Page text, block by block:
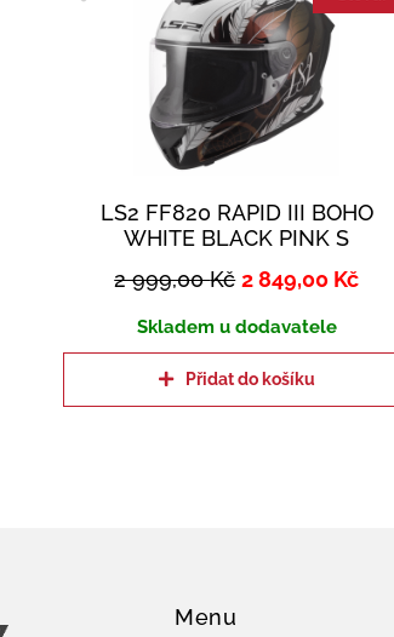
LS2 FF820 RAPID III BOHO
WHITE BLACK PINK S
2 999,00Kč 2 849,00 Kč
Skladem u dodavatele
Přidat do košíku
Menu